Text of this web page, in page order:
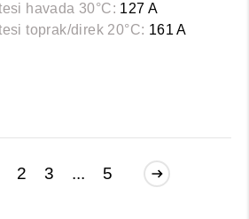
havada 30°C: 127 A
toprak/direk 20°C: 161 A
2 3 ... 5